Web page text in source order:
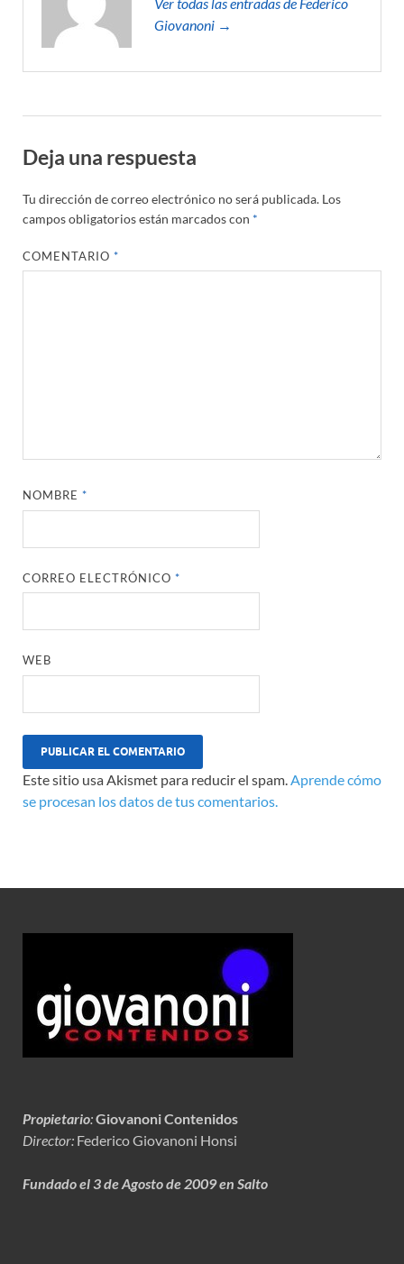
Giovanoni →
Deja una respuesta
Tu dirección de correo electrónico no será publicada. Los
campos obligatorios están marcados con *
COMENTARIO*
NOMBRE*
CORREO ELECTRÓNICO*
WEB
Este sitio usa Akismet para reducir el spam. Aprende cómo
se procesan los datos de tus comentarios.
Propietario:Giovanoni Contenidos
Director: Federico Giovanoni Honsi
Fundado el 3 de Agosto de 2009 en Salto